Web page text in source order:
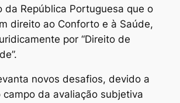
da República Portuguesa que o
direito ao Conforto e à Saúde,
por “Direito de
novos desafios, devido a
campo da avaliação subjetiva